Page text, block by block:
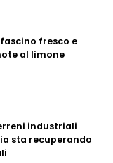
fresco e
al limone
industriali
sta recuperando